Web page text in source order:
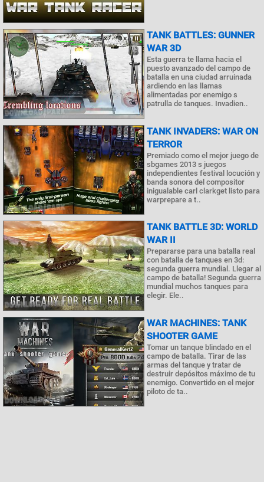
TANK BATTLES: GUNNER
WAR 3D
Esta guerra te llama hacia el
puesto avanzado del campo de
batalla en una ciudad arruinada
ardiendo en las llamas
alimentadas por enemigo s
patrulla de tanques. Invadien..
TANK INVADERS: WAR ON
TERROR
Premiado como el mejor juego de
sbgames 2013 s juegos
independientes festival locución y
banda sonora del compositor
inigualable carl clarkget listo para
warprepare a t..
TANK BATTLE 3D: WORLD
WAR II
Prepararse para una batalla real
con batalla de tanques en 3d:
segunda guerra mundial. Llegar al
campo de batalla! Segunda guerra
mundial muchos tanques para
elegir. Ele..
WAR MACHINES: TANK
SHOOTER GAME
Tomar un tanque blindado en el
campo de batalla. Tirar de las
armas del tanque y tratar de
destruir depósitos máximo de tu
enemigo. Convertido en el mejor
piloto de ta..